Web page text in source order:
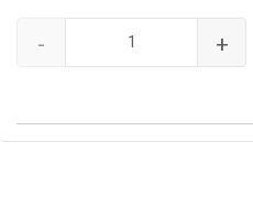
- +